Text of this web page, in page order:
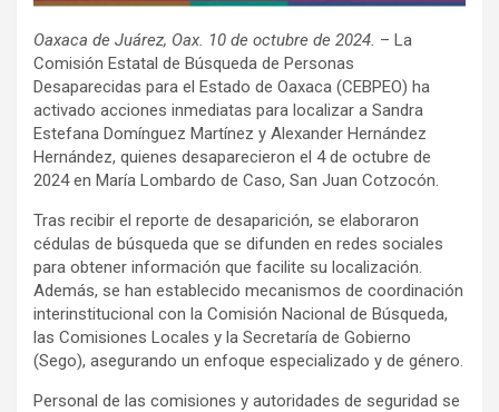
Oaxaca de Juárez, Oax. 10 de octubre de 2024. – La
Comisión Estatal de Búsqueda de Personas
Desaparecidas para el Estado de Oaxaca (CEBPEO) ha
activado acciones inmediatas para localizar a Sandra
Estefana Domínguez Martínez y Alexander Hernández
Hernández, quienes desaparecieron el 4 de octubre de
2024 en María Lombardo de Caso, San Juan Cotzocón.
Tras recibir el reporte de desaparición, se elaboraron
cédulas de búsqueda que se difunden en redes sociales
para obtener información que facilite su localización.
Además, se han establecido mecanismos de coordinación
interinstitucional con la Comisión Nacional de Búsqueda,
las Comisiones Locales y la Secretaría de Gobierno
(Sego), asegurando un enfoque especializado y de género.
Personal de las comisiones y autoridades de seguridad se